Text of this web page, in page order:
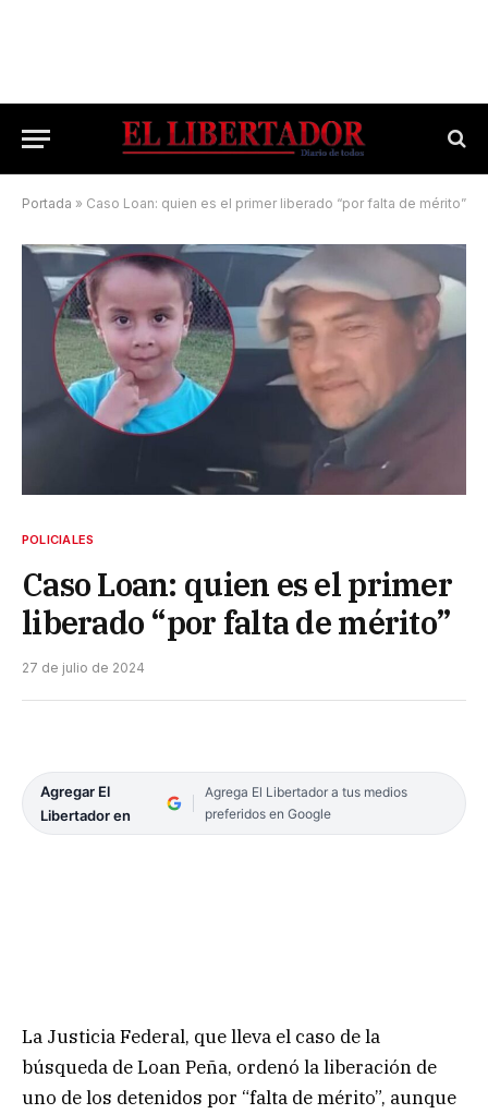
Portada » Caso Loan: quien es el primer liberado “por falta de mérito”
POLICIALES
Caso Loan: quien es el primer
liberado “por falta de mérito”
27 de julio de 2024
Agregar El
Libertador en
Agrega El Libertador a tus medios
preferidos en Google
La Justicia Federal, que lleva el caso de la
búsqueda de Loan Peña, ordenó la liberación de
uno de los detenidos por “falta de mérito”, aunque